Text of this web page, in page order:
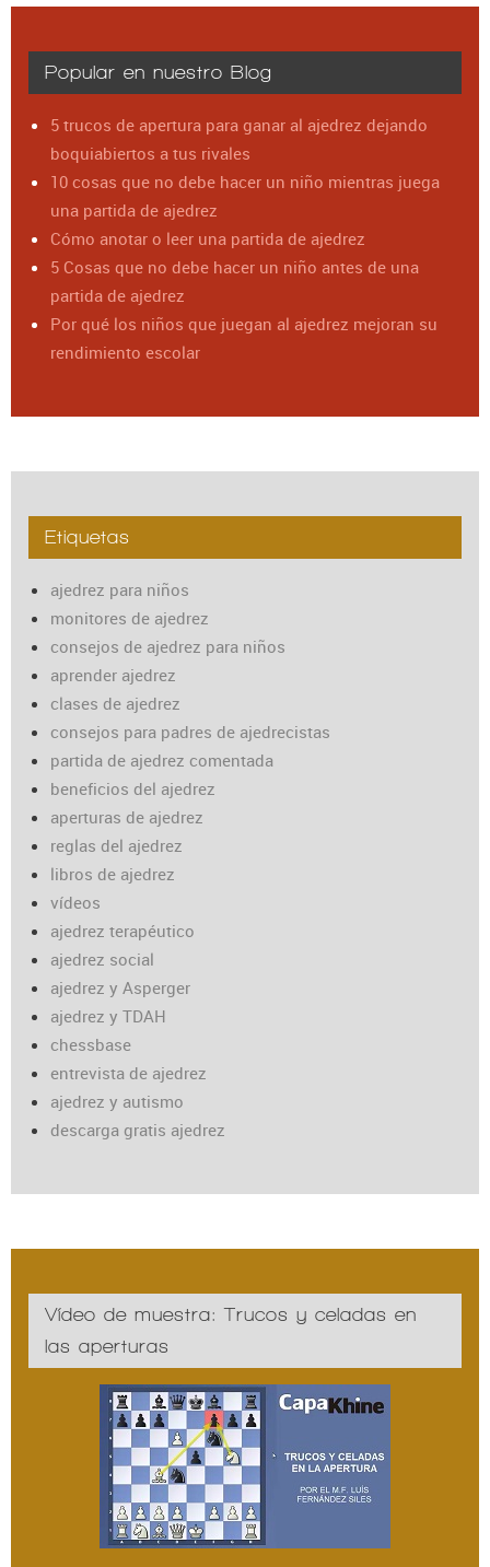
Popular en nuestro Blog
5 trucos de apertura para ganar al ajedrez dejando
boquiabiertos a tus rivales
10 cosas que no debe hacer un niño mientras juega
una partida de ajedrez
Cómo anotar o leer una partida de ajedrez
5 Cosas que no debe hacer un niño antes de una
partida de ajedrez
Por qué los niños que juegan al ajedrez mejoran su
rendimiento escolar
Etiquetas
ajedrez para niños
monitores de ajedrez
consejos de ajedrez para niños
aprender ajedrez
clases de ajedrez
consejos para padres de ajedrecistas
partida de ajedrez comentada
beneficios del ajedrez
aperturas de ajedrez
reglas del ajedrez
libros de ajedrez
vídeos
ajedrez terapéutico
ajedrez social
ajedrez y Asperger
ajedrez y TDAH
chessbase
entrevista de ajedrez
ajedrez y autismo
descarga gratis ajedrez
Vídeo de muestra: Trucos y celadas en
las aperturas